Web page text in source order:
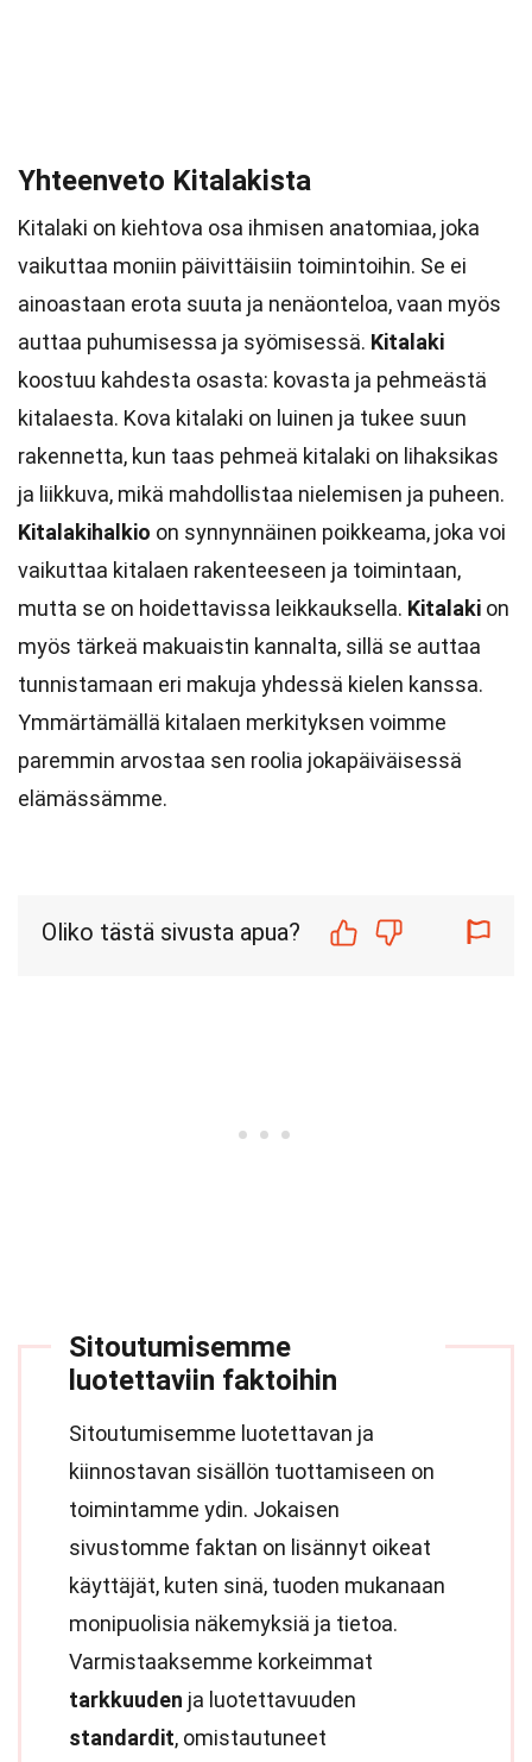
Yhteenveto Kitalakista
Kitalaki on kiehtova osa ihmisen anatomiaa, joka
vaikuttaa moniin päivittäisiin toimintoihin. Se ei
ainoastaan erota suuta ja nenäonteloa, vaan myös
auttaa puhumisessa ja syömisessä. Kitalaki
koostuu kahdesta osasta: kovasta ja pehmeästä
kitalaesta. Kova kitalaki on luinen ja tukee suun
rakennetta, kun taas pehmeä kitalaki on lihaksikas
ja liikkuva, mikä mahdollistaa nielemisen ja puheen.
Kitalakihalkio on synnynnäinen poikkeama, joka voi
vaikuttaa kitalaen rakenteeseen ja toimintaan,
mutta se on hoidettavissa leikkauksella. Kitalaki on
myös tärkeä makuaistin kannalta, sillä se auttaa
tunnistamaan eri makuja yhdessä kielen kanssa.
Ymmärtämällä kitalaen merkityksen voimme
paremmin arvostaa sen roolia jokapäiväisessä
elämässämme.
Oliko tästä sivusta apua?
Sitoutumisemme
luotettaviin faktoihin
Sitoutumisemme luotettavan ja
kiinnostavan sisällön tuottamiseen on
toimintamme ydin. Jokaisen
sivustomme faktan on lisännyt oikeat
käyttäjät, kuten sinä, tuoden mukanaan
monipuolisia näkemyksiä ja tietoa.
Varmistaaksemme korkeimmat
tarkkuuden ja luotettavuuden
standardit, omistautuneet